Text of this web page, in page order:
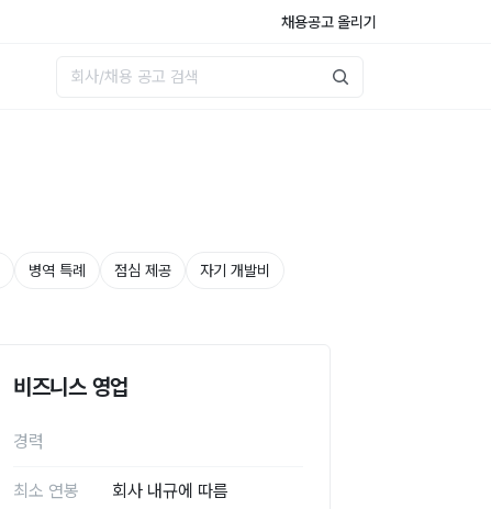
채용공고 올리기
병역 특례 점심 제공 자기 개발비
비즈니스 영업
경력
최소 연봉 회사 내규에 따름